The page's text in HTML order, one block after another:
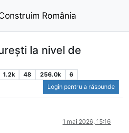
România
la nivel de
1.2k 48 256.0k
6
Login pentru a răspunde
1 mai 2026, 15:16